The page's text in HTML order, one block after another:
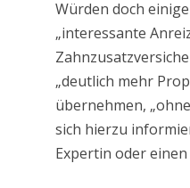
Würden doch
„interessante
„deutlich mehr
übernehmen,
sich hierzu
Expertin oder